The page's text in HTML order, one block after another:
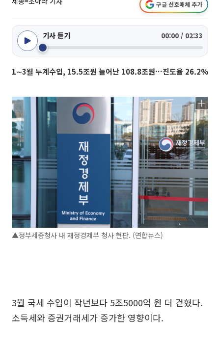
구글 선호매체 추가
기사 듣기 00:00 / 02:33
1∼3월 누계수입, 15.5조원 늘어난 108.8조원…진도율 26.2%
▲정부세종청사 내 재정경제부 청사 현판. (연합뉴스)
3월 국세 수입이 작년보다 5조5000억 원 더 걷혔다.
소득세와 증권거래세가 증가한 영향이다.